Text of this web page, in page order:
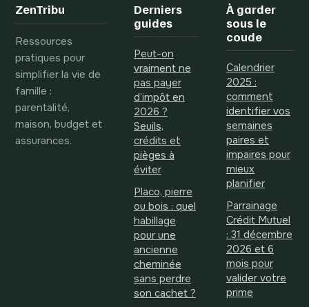
ZenTribu
Ressources
pratiques pour
simplifier la vie de
famille :
parentalité,
maison, budget et
assurances.
Derniers
guides
Peut-on
vraiment ne
pas payer
d’impôt en
2026 ?
Seuils,
crédits et
pièges à
éviter
Placo, pierre
ou bois : quel
habillage
pour une
ancienne
cheminée
sans perdre
son cachet ?
À garder
sous le
coude
Calendrier
2025 :
comment
identifier vos
semaines
paires et
impaires pour
mieux
planifier
Parrainage
Crédit Mutuel
: 31 décembre
2026 et 6
mois pour
valider votre
prime